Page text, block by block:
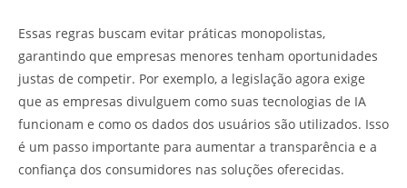
Essas regras buscam evitar práticas monopolistas,
garantindo que empresas menores tenham oportunidades
justas de competir. Por exemplo, a legislação agora exige
que as empresas divulguem como suas tecnologias de IA
funcionam e como os dados dos usuários são utilizados. Isso
é um passo importante para aumentar a transparência e a
confiança dos consumidores nas soluções oferecidas.